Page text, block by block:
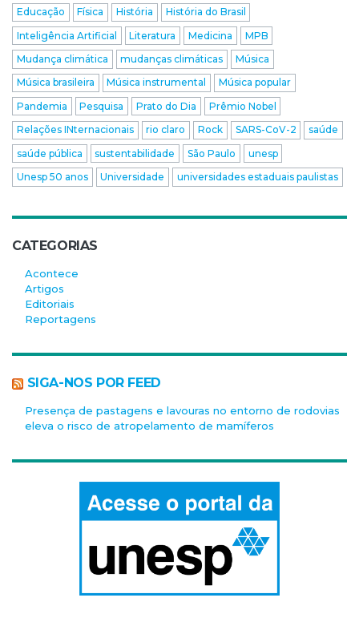
Educação
Física História
História do Brasil
Inteligência Artificial
Literatura Medicina
MPB
Mudança climática
mudanças climáticas
Música
Música brasileira
Música instrumental
Música popular
Pandemia
Pesquisa Prato do Dia
Prêmio Nobel
Relações INternacionais
rio claro Rock SARS-CoV-2
saúde
saúde pública
sustentabilidade São Paulo
unesp
Unesp 50 anos
Universidade universidades estaduais paulistas
CATEGORIAS
Acontece
Artigos
Editoriais
Reportagens
SIGA-NOS POR FEED
Presença de pastagens e lavouras no entorno de rodovias
eleva o risco de atropelamento de mamíferos